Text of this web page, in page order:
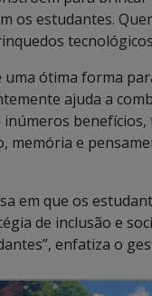
os estudantes.
ótima forma
ajuda a
memória e
em que os
de inclusão e
enfatiza o